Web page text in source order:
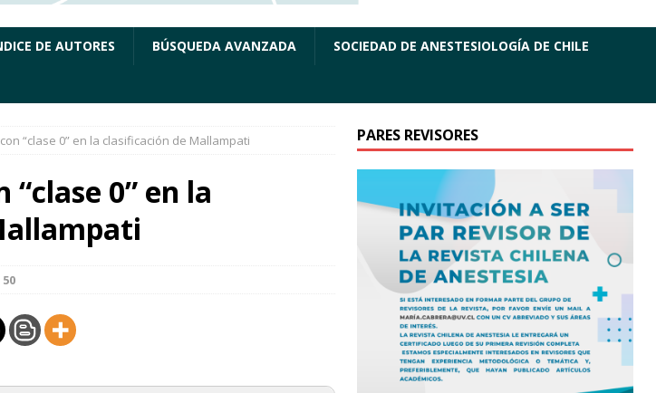
DE AUTORES BÚSQUEDA AVANZADA SOCIEDAD DE ANESTESIOLOGÍA DE CHILE
“clase 0” en la clasificación de Mallampati
0” en la
PARES REVISORES